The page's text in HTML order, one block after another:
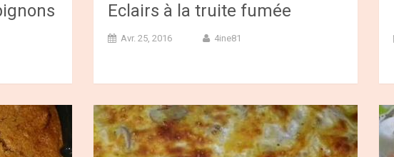
Eclairs à la truite fumée
Avr. 25, 2016 4ine81